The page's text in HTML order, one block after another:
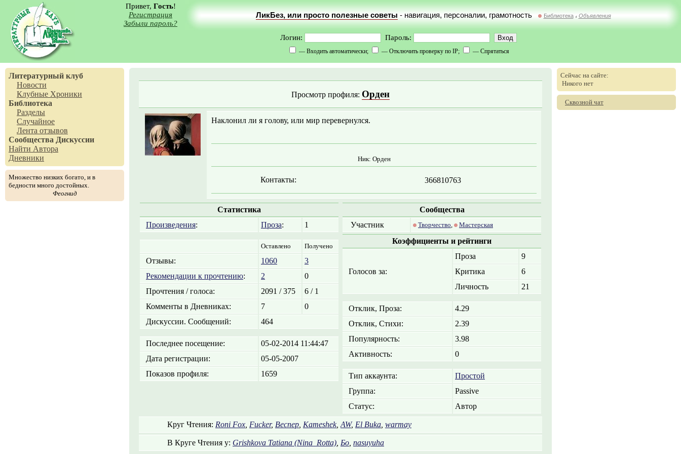
Привет, Гость!
Регистрация
Забыли пароль?
ЛикБез, или просто полезные советы - навигация, персоналии, грамотность Библиотека // Объявления
Логин: Пароль:
— Входить автоматически; — Отключить проверку по IP; — Спрятаться
Литературный клуб
Новости
Клубные Хроники
Библиотека
Разделы
Случайное
Лента отзывов
Сообщества Дискуссии
Найти Автора
Дневники
Множество низких богато, и в
бедности много достойных.
Феогнид
Просмотр профиля: Орден
Наклонил ли я голову, или мир перевернулся.
Ник: Орден
Контакты: 366810763
Статистика
Произведения: Проза: 1
Оставлено Получено
Отзывы: 1060
3
Рекомендации к прочтению: 2
0
Прочтения / голоса:
2091 / 375
6 / 1
Комменты в Дневниках:
7
0
Дискуссии. Сообщений:
464
Последнее посещение:
05-02-2014 11:44:47
Дата регистрации:
05-05-2007
Показов профиля:
1659
Сообщества
Участник
Творчество, Мастерская
Коэффициенты и рейтинги
Голосов за:
Проза
9
Критика
6
Личность
21
Отклик, Проза:
4.29
Отклик, Стихи:
2.39
Популярность:
3.98
Активность:
0
Тип аккаунта:
Простой
Группа:
Passive
Статус:
Автор
Круг Чтения: Roni Fox Fucker, Веспер Kameshek, AW, El Buka warmay
В Круге Чтения у: Grishkova Tatiana (Nina_Rotta) Бо nasuyuha
Сейчас на сайте:
Никого нет
Сквозной чат